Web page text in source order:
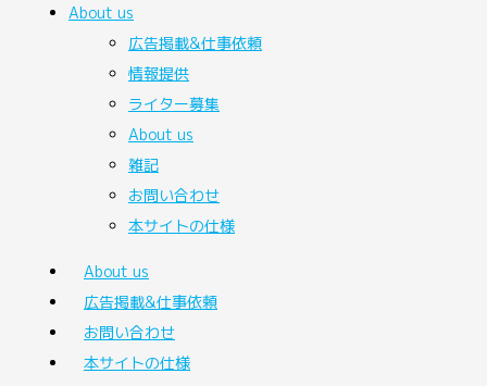
About us
広告掲載&仕事依頼
情報提供
ライター募集
About us
雑記
お問い合わせ
本サイトの仕様
About us
広告掲載&仕事依頼
お問い合わせ
本サイトの仕様